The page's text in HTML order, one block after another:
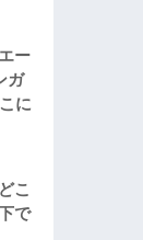
ー
ガ
に
こ
で